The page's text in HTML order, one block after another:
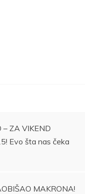
– ZA VIKEND
Evo šta nas čeka
MAKRONA!